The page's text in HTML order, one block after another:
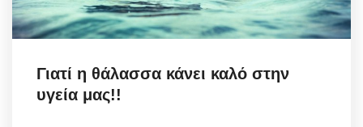
Γιατί η θάλασσα κάνει καλό στην
υγεία μας!!